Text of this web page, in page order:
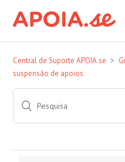
Central de Suporte APOIA.se
suspensão de apoios